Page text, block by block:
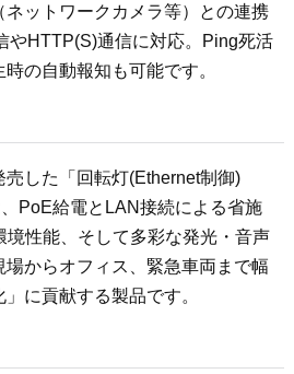
ットワークカメラ等）との連携
やHTTP(S)通信に対応。Ping死活
の自動報知も可能です。
した「回転灯(Ethernet制御)
PoE給電とLAN接続による省施
境性能、そして多彩な発光・音声
からオフィス、緊急車両まで幅
に貢献する製品です。